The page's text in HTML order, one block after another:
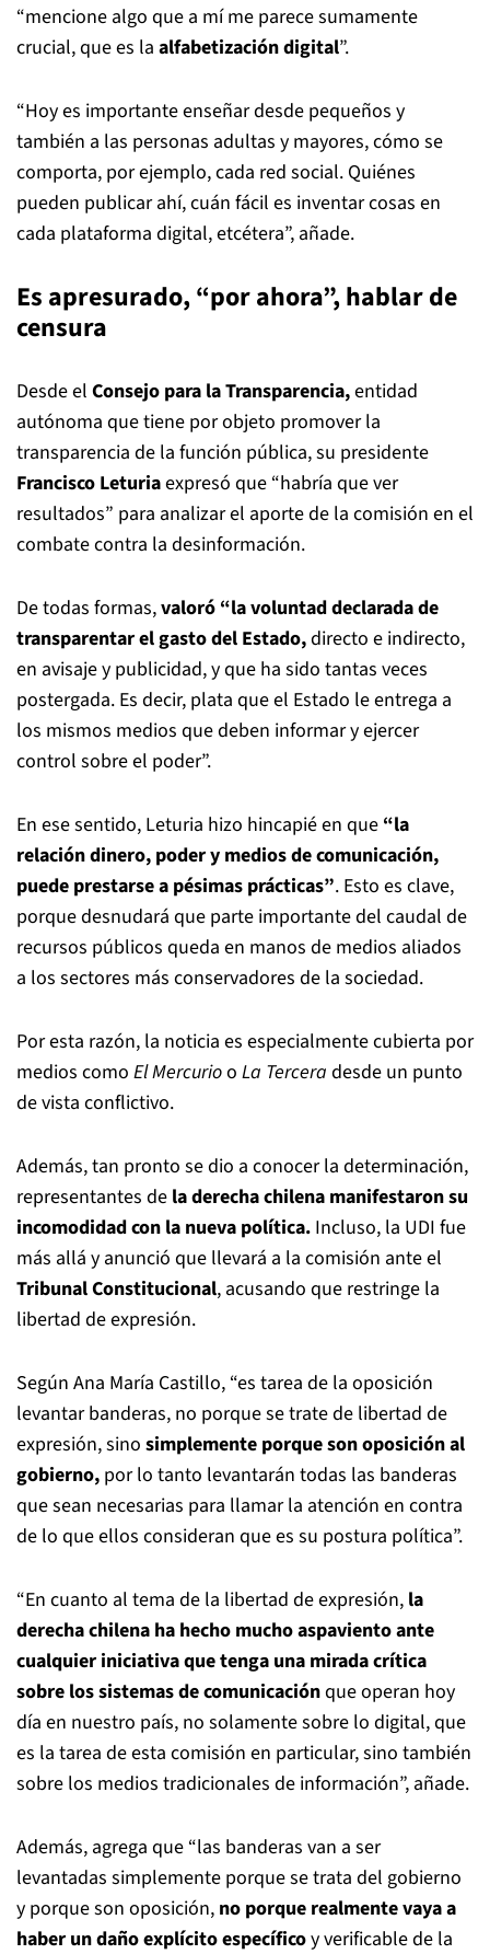
“mencione algo que a mí me parece sumamente
crucial, que es la alfabetización digital”.
“Hoy es importante enseñar desde pequeños y
también a las personas adultas y mayores, cómo se
comporta, por ejemplo, cada red social. Quiénes
pueden publicar ahí, cuán fácil es inventar cosas en
cada plataforma digital, etcétera”, añade.
Es apresurado, “por ahora”, hablar de
censura
Desde el Consejo para la Transparencia,entidad
autónoma que tiene por objeto promover la
transparencia de la función pública, su presidente
Francisco Leturiaexpresó que “habría que ver
resultados” para analizar el aporte de la comisión en el
combate contra la desinformación.
De todas formas,valoró “la voluntad declarada de
transparentar el gasto del Estado,directo e indirecto,
en avisaje y publicidad, y que ha sido tantas veces
postergada. Es decir, plata que el Estado le entrega a
los mismos medios que deben informar y ejercer
control sobre el poder”.
En ese sentido, Leturia hizo hincapié en que “la
relación dinero, poder y medios de comunicación,
puede prestarse a pésimas prácticas”. Esto es clave,
porque desnudará que parte importante del caudal de
recursos públicos queda en manos de medios aliados
a los sectores más conservadores de la sociedad.
Por esta razón, la noticia es especialmente cubierta por
medios como El Mercurioo La Tercera desde un punto
de vista conflictivo.
Además, tan pronto se dio a conocer la determinación,
representantes de la derecha chilena manifestaron su
incomodidad con la nueva política. Incluso, la UDI fue
más allá y anunció que llevará a la comisión ante el
Tribunal Constitucional, acusando que restringe la
libertad de expresión.
Según Ana María Castillo, “es tarea de la oposición
levantar banderas, no porque se trate de libertad de
expresión, sino simplemente porque son oposición al
gobierno, por lo tanto levantarán todas las banderas
que sean necesarias para llamar la atención en contra
de lo que ellos consideran que es su postura política”.
“En cuanto al tema de la libertad de expresión, la
derecha chilena ha hecho mucho aspaviento ante
cualquier iniciativa que tenga una mirada crítica
sobre los sistemas de comunicaciónque operan hoy
día en nuestro país, no solamente sobre lo digital, que
es la tarea de esta comisión en particular, sino también
sobre los medios tradicionales de información”, añade.
Además, agrega que “las banderas van a ser
levantadas simplemente porque se trata del gobierno
y porque son oposición, no porque realmente vaya a
haber un daño explícito específicoy verificable de la